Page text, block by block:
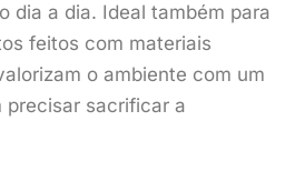
dia a dia. Ideal também para
feitos com materiais
o ambiente com um
precisar sacrificar a